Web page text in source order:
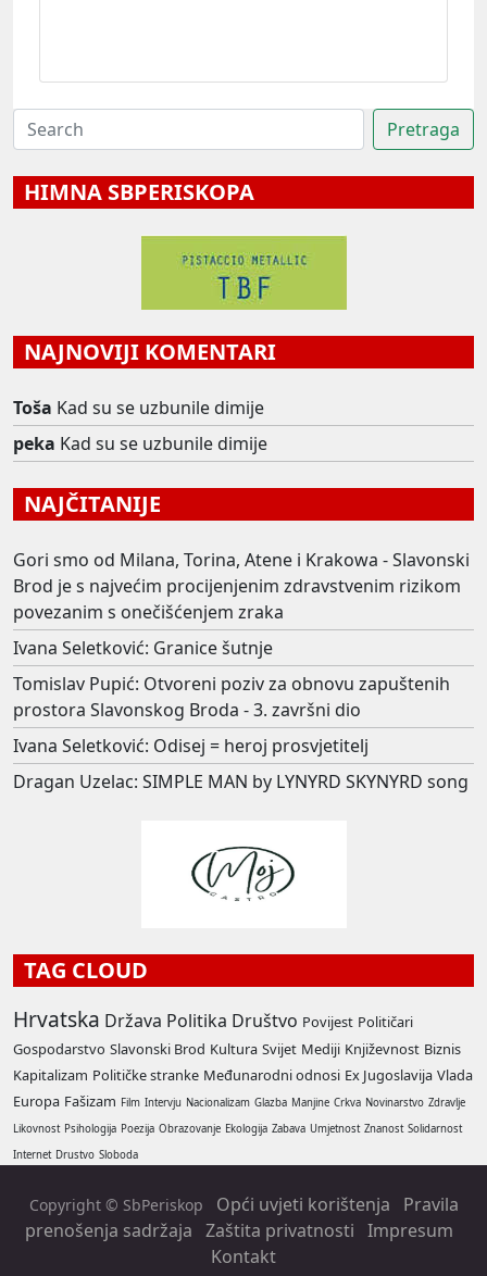
HIMNA SBPERISKOPA
NAJNOVIJI KOMENTARI
Toša Kad su se uzbunile dimije
peka Kad su se uzbunile dimije
NAJČITANIJE
Gori smo od Milana, Torina, Atene i Krakowa - Slavonski
Brod je s najvećim procijenjenim zdravstvenim rizikom
povezanim s onečišćenjem zraka
Ivana Seletković: Granice šutnje
Tomislav Pupić: Otvoreni poziv za obnovu zapuštenih
prostora Slavonskog Broda - 3. završni dio
Ivana Seletković: Odisej = heroj prosvjetitelj
Dragan Uzelac: SIMPLE MAN by LYNYRD SKYNYRD song
TAG CLOUD
Hrvatska Država Politika Društvo Povijest Političari
Gospodarstvo Slavonski Brod Kultura Svijet Mediji Književnost Biznis
Kapitalizam Političke stranke Međunarodni odnosi Ex Jugoslavija Vlada
Europa Fašizam Film Intervju Nacionalizam Glazba Manjine Crkva Novinarstvo Zdravlje
Likovnost Psihologija Poezija Obrazovanje Ekologija Zabava Umjetnost Znanost Solidarnost
Internet Drustvo Sloboda
Copyright © SbPeriskop Opći uvjeti korištenja
Pravila
prenošenja sadržaja Zaštita privatnosti Impresum
Kontakt